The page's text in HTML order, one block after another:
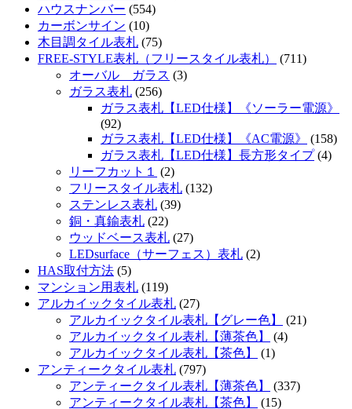
ハウスナンバー (554)
カーボンサイン (10)
木目調タイル表札 (75)
FREE-STYLE表札（フリースタイル表札）
(711)
オーバル ガラス (3)
ガラス表札 (256)
ガラス表札【LED仕様】《ソーラー電源》
(92)
ガラス表札【LED仕様】《AC電源》
(158)
ガラス表札【LED仕様】長方形タイプ(4)
リーフカット１
(2)
フリースタイル表札 (132)
ステンレス表札 (39)
銅・真鍮表札 (22)
ウッドベース表札 (27)
LEDsurface（サーフェス）表札 (2)
HAS取付方法 (5)
マンション用表札 (119)
アルカイックタイル表札 (27)
アルカイックタイル表札【グレー色】
(21)
アルカイックタイル表札【薄茶色】
(4)
アルカイックタイル表札【茶色】
(1)
アンティークタイル表札 (797)
アンティークタイル表札【薄茶色】
(337)
アンティークタイル表札【茶色】
(15)